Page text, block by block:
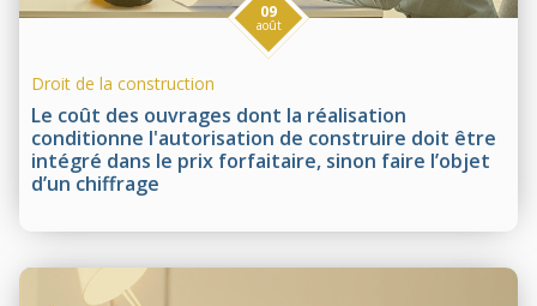
Le coût des ouvrages dont la réalisation
conditionne l'autorisation de construire doit être
intégré dans le prix forfaitaire, sinon faire l’objet
d’un chiffrage
09
août
Droit de la construction